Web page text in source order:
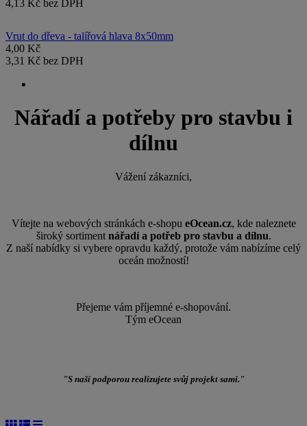
4,13 Kč bez DPH
Vrut do dřeva - talířová hlava 8x50mm
4,00 Kč
3,31 Kč bez DPH
Nářadí a potřeby pro stavbu i
dílnu
Vážení zákazníci,
Vítejte na webových stránkách e-shopu eOcean.cz, kde naleznete
široký sortiment nářadí a potřeb pro stavbu a dílnu.
Z naší nabídky si vybere opravdu každý, protože vám nabízíme celý
oceán možností!
Přejeme vám příjemné e-shopování.
Tým eOcean
"S naší podporou realizujete svůj projekt sami."